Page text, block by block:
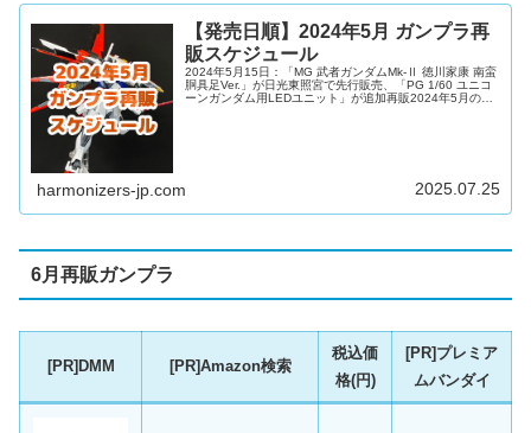
【発売日順】2024年5月 ガンプラ再
販スケジュール
2024年5月15日：「MG 武者ガンダムMk-Ⅱ 徳川家康 南蛮
胴具足Ver.」が日光東照宮で先行販売、「PG 1/60 ユニコ
ーンガンダム用LEDユニット」が追加再販2024年5月の再
harmonizers-jp.com 2025.07.25
6月再販ガンプラ
[PR]DMM [PR]Amazon検索
税込価
格(円)
[PR]プレミア
ムバンダイ